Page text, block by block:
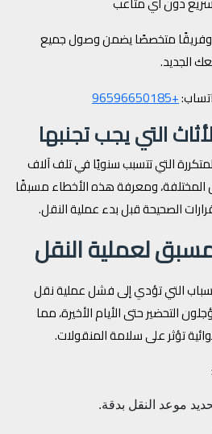
وفريقًا متخصصًا يضمن وصول جميع
الجديد.
+96596650185
التي يجب تجنبها
التي تتسبب سنويًا في تلف آلاف
المختلفة، ومعرفة هذه الأخطاء مسبقًا
الصحيحة قبل بدء عملية النقل.
لعملية النقل
التي تؤدي إلى فشل عملية نقل
التحضير حتى الأيام الأخيرة، مما
تؤثر على سلامة المنقولات.
موعد النقل بدقة.